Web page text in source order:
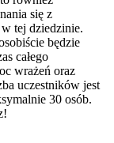
się z
tej dziedzinie.
będzie
całego
wrażeń oraz
uczestników jest
30 osób.